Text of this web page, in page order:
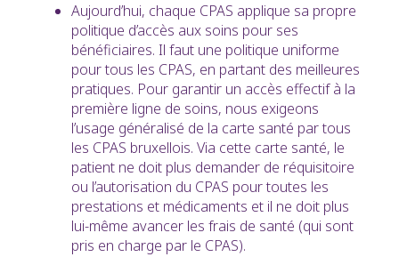
Aujourd’hui, chaque CPAS applique sa propre
politique d’accès aux soins pour ses
bénéficiaires. Il faut une politique uniforme
pour tous les CPAS, en partant des meilleures
pratiques. Pour garantir un accès effectif à la
première ligne de soins, nous exigeons
l’usage généralisé de la carte santé par tous
les CPAS bruxellois. Via cette carte santé, le
patient ne doit plus demander de réquisitoire
ou l’autorisation du CPAS pour toutes les
prestations et médicaments et il ne doit plus
lui-même avancer les frais de santé (qui sont
pris en charge par le CPAS).